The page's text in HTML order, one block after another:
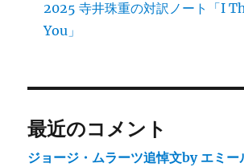
2025 寺井珠重の対訳ノート「I
You」
最近のコメント
ジョージ・ムラーツ追悼文by エミー